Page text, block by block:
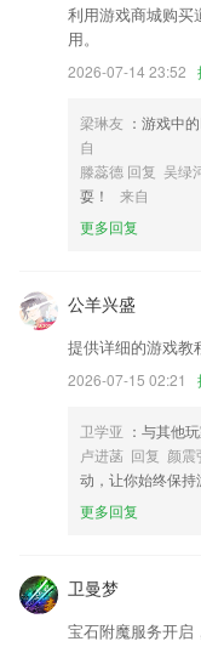
火车票抢票低价机票特
新增【扫地机器人】勿
应用商店进行打分评论
行优化修改。
修复罕见Bug
以上就是乐鱼体育的介
打分评论，说出您的使
联系我们
以上就是京城国际登录
进行打分评论，说出您
利用游戏商城购买
用。
2026-07-14 23:52
梁琳友 ：游戏中
自
滕蕊德 回复 吴绿
耍！
来自
更多回复
公羊兴盛
提供详细的游戏教
2026-07-15 02:21
卫学亚 ：与其他
卢进菡 回复 颜震
动，让你始终保持
更多回复
卫曼梦
宝石附魔服务开启